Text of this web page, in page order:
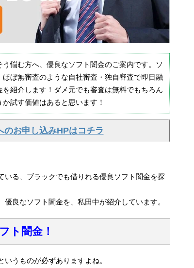
悩む方へ、優良なソフト闇金のご案内です。ソ
ぼ無審査のような自社審査・独自審査で即日融
紹介します！ダメ元でも審査は無料でもちろん
試す価値はあると思います！
のお申し込みHPはコチラ
る、ブラックでも借りれる優良ソフト闇金を探
良なソフト闇金を、私田中が紹介しています。
ト闇金！
うものが必ずありますよね。